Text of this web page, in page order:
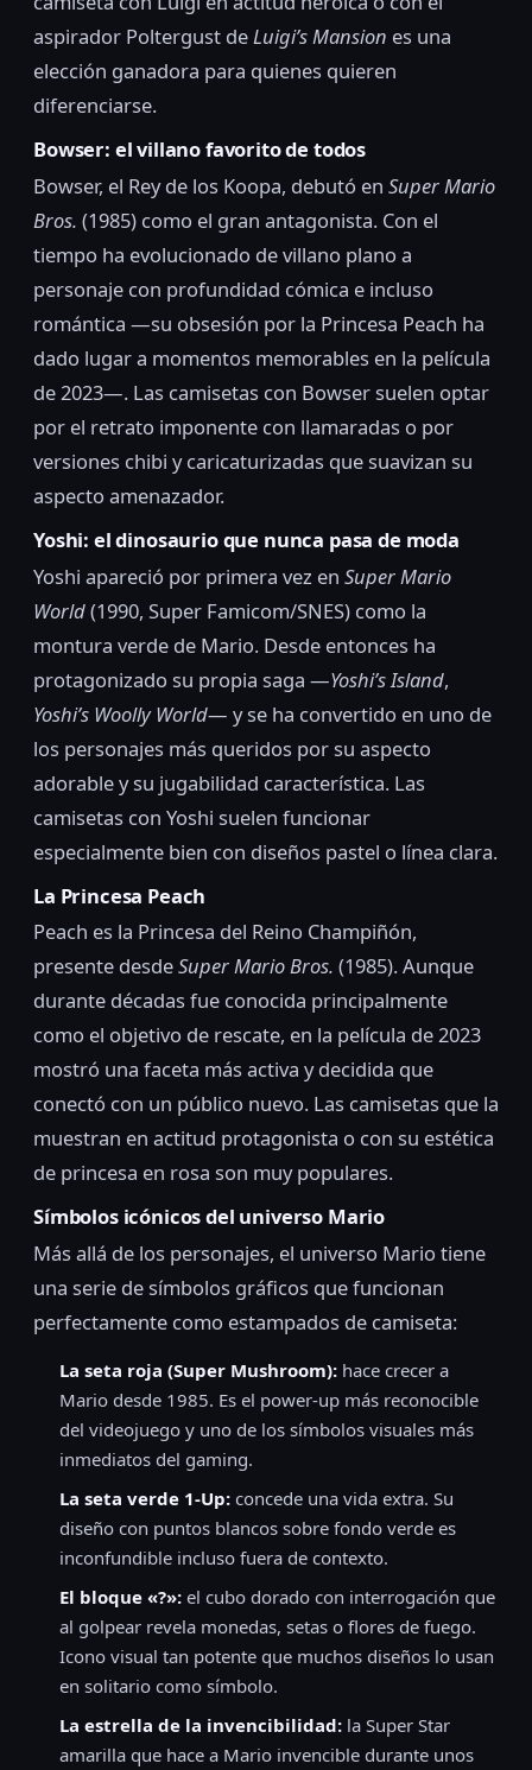
aspirador Poltergust deLuigi’s Mansion es una
elección ganadora para quienes quieren
diferenciarse.
Bowser: el villano favorito de todos
Bowser, el Rey de los Koopa, debutó en Super Mario
Bros. (1985) como el gran antagonista. Con el
tiempo ha evolucionado de villano plano a
personaje con profundidad cómica e incluso
romántica —su obsesión por la Princesa Peach ha
dado lugar a momentos memorables en la película
de 2023—. Las camisetas con Bowser suelen optar
por el retrato imponente con llamaradas o por
versiones chibi y caricaturizadas que suavizan su
aspecto amenazador.
Yoshi: el dinosaurio que nunca pasa de moda
Yoshi apareció por primera vez en Super Mario
World(1990, Super Famicom/SNES) como la
montura verde de Mario. Desde entonces ha
protagonizado su propia saga —Yoshi’s Island,
Yoshi’s Woolly World— y se ha convertido en uno de
los personajes más queridos por su aspecto
adorable y su jugabilidad característica. Las
camisetas con Yoshi suelen funcionar
especialmente bien con diseños pastel o línea clara.
La Princesa Peach
Peach es la Princesa del Reino Champiñón,
presente desdeSuper Mario Bros. (1985). Aunque
durante décadas fue conocida principalmente
como el objetivo de rescate, en la película de 2023
mostró una faceta más activa y decidida que
conectó con un público nuevo. Las camisetas que la
muestran en actitud protagonista o con su estética
de princesa en rosa son muy populares.
Símbolos icónicos del universo Mario
Más allá de los personajes, el universo Mario tiene
una serie de símbolos gráficos que funcionan
perfectamente como estampados de camiseta:
La seta roja (Super Mushroom): hace crecer a
Mario desde 1985. Es el power-up más reconocible
del videojuego y uno de los símbolos visuales más
inmediatos del gaming.
La seta verde 1-Up: concede una vida extra. Su
diseño con puntos blancos sobre fondo verde es
inconfundible incluso fuera de contexto.
El bloque «?»: el cubo dorado con interrogación que
al golpear revela monedas, setas o flores de fuego.
Icono visual tan potente que muchos diseños lo usan
en solitario como símbolo.
La estrella de la invencibilidad: la Super Star
amarilla que hace a Mario invencible durante unos